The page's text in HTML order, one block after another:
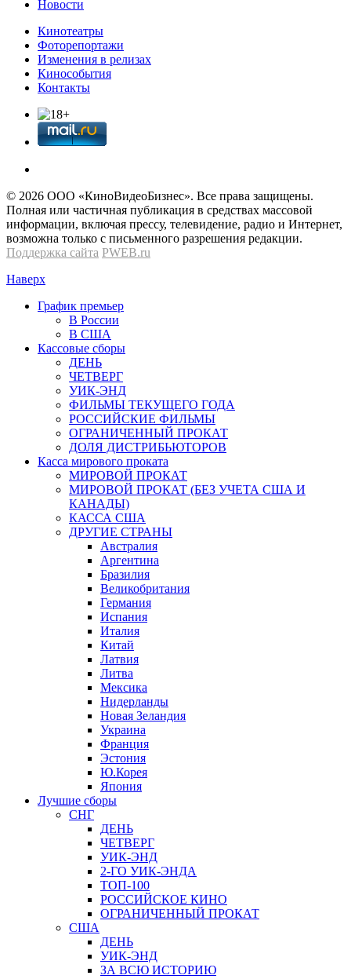
Новости
Кинотеатры
Фоторепортажи
Изменения в релизах
Кинособытия
Контакты
© 2026 OOО «КиноВидеоБизнес». Все права защищены.
Полная или частичная публикация в средствах массовой
информации, включая прессу, телевидение, радио и Интернет,
возможна только с письменного разрешения редакции.
Поддержка сайта PWEB.ru
Наверх
График премьер
В России
В США
Кассовые сборы
ДЕНЬ
ЧЕТВЕРГ
УИК-ЭНД
ФИЛЬМЫ ТЕКУЩЕГО ГОДА
РОССИЙСКИЕ ФИЛЬМЫ
ОГРАНИЧЕННЫЙ ПРОКАТ
ДОЛЯ ДИСТРИБЬЮТОРОВ
Касса мирового проката
МИРОВОЙ ПРОКАТ
МИРОВОЙ ПРОКАТ (БЕЗ УЧЕТА США И
КАНАДЫ)
КАССА США
ДРУГИЕ СТРАНЫ
Австралия
Аргентина
Бразилия
Великобритания
Германия
Испания
Италия
Китай
Латвия
Литва
Мексика
Нидерланды
Новая Зеландия
Украина
Франция
Эстония
Ю.Корея
Япония
Лучшие сборы
СНГ
ДЕНЬ
ЧЕТВЕРГ
УИК-ЭНД
2-ГО УИК-ЭНДА
ТОП-100
РОССИЙСКОЕ КИНО
ОГРАНИЧЕННЫЙ ПРОКАТ
США
ДЕНЬ
УИК-ЭНД
ЗА ВСЮ ИСТОРИЮ